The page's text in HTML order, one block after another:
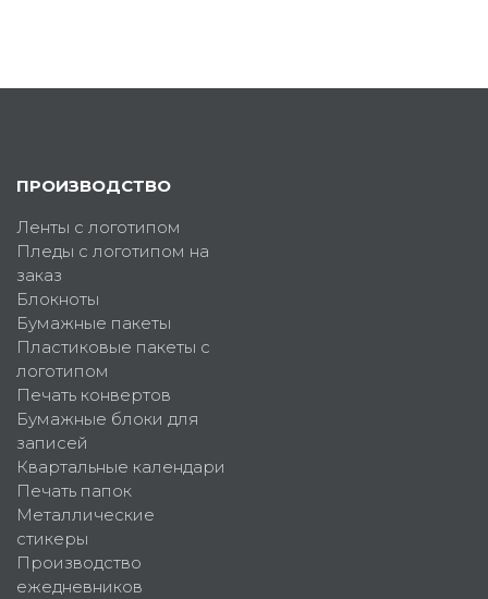
ПРОИЗВОДСТВО
Ленты с логотипом
Пледы с логотипом на
заказ
Блокноты
Бумажные пакеты
Пластиковые пакеты с
логотипом
Печать конвертов
Бумажные блоки для
записей
Квартальные календари
Печать папок
Металлические
стикеры
Производство
ежедневников